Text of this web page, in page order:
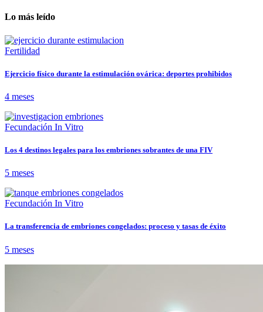
Lo más leído
Fertilidad
Ejercicio físico durante la estimulación ovárica: deportes prohibidos
4 meses
Fecundación In Vitro
Los 4 destinos legales para los embriones sobrantes de una FIV
5 meses
Fecundación In Vitro
La transferencia de embriones congelados: proceso y tasas de éxito
5 meses